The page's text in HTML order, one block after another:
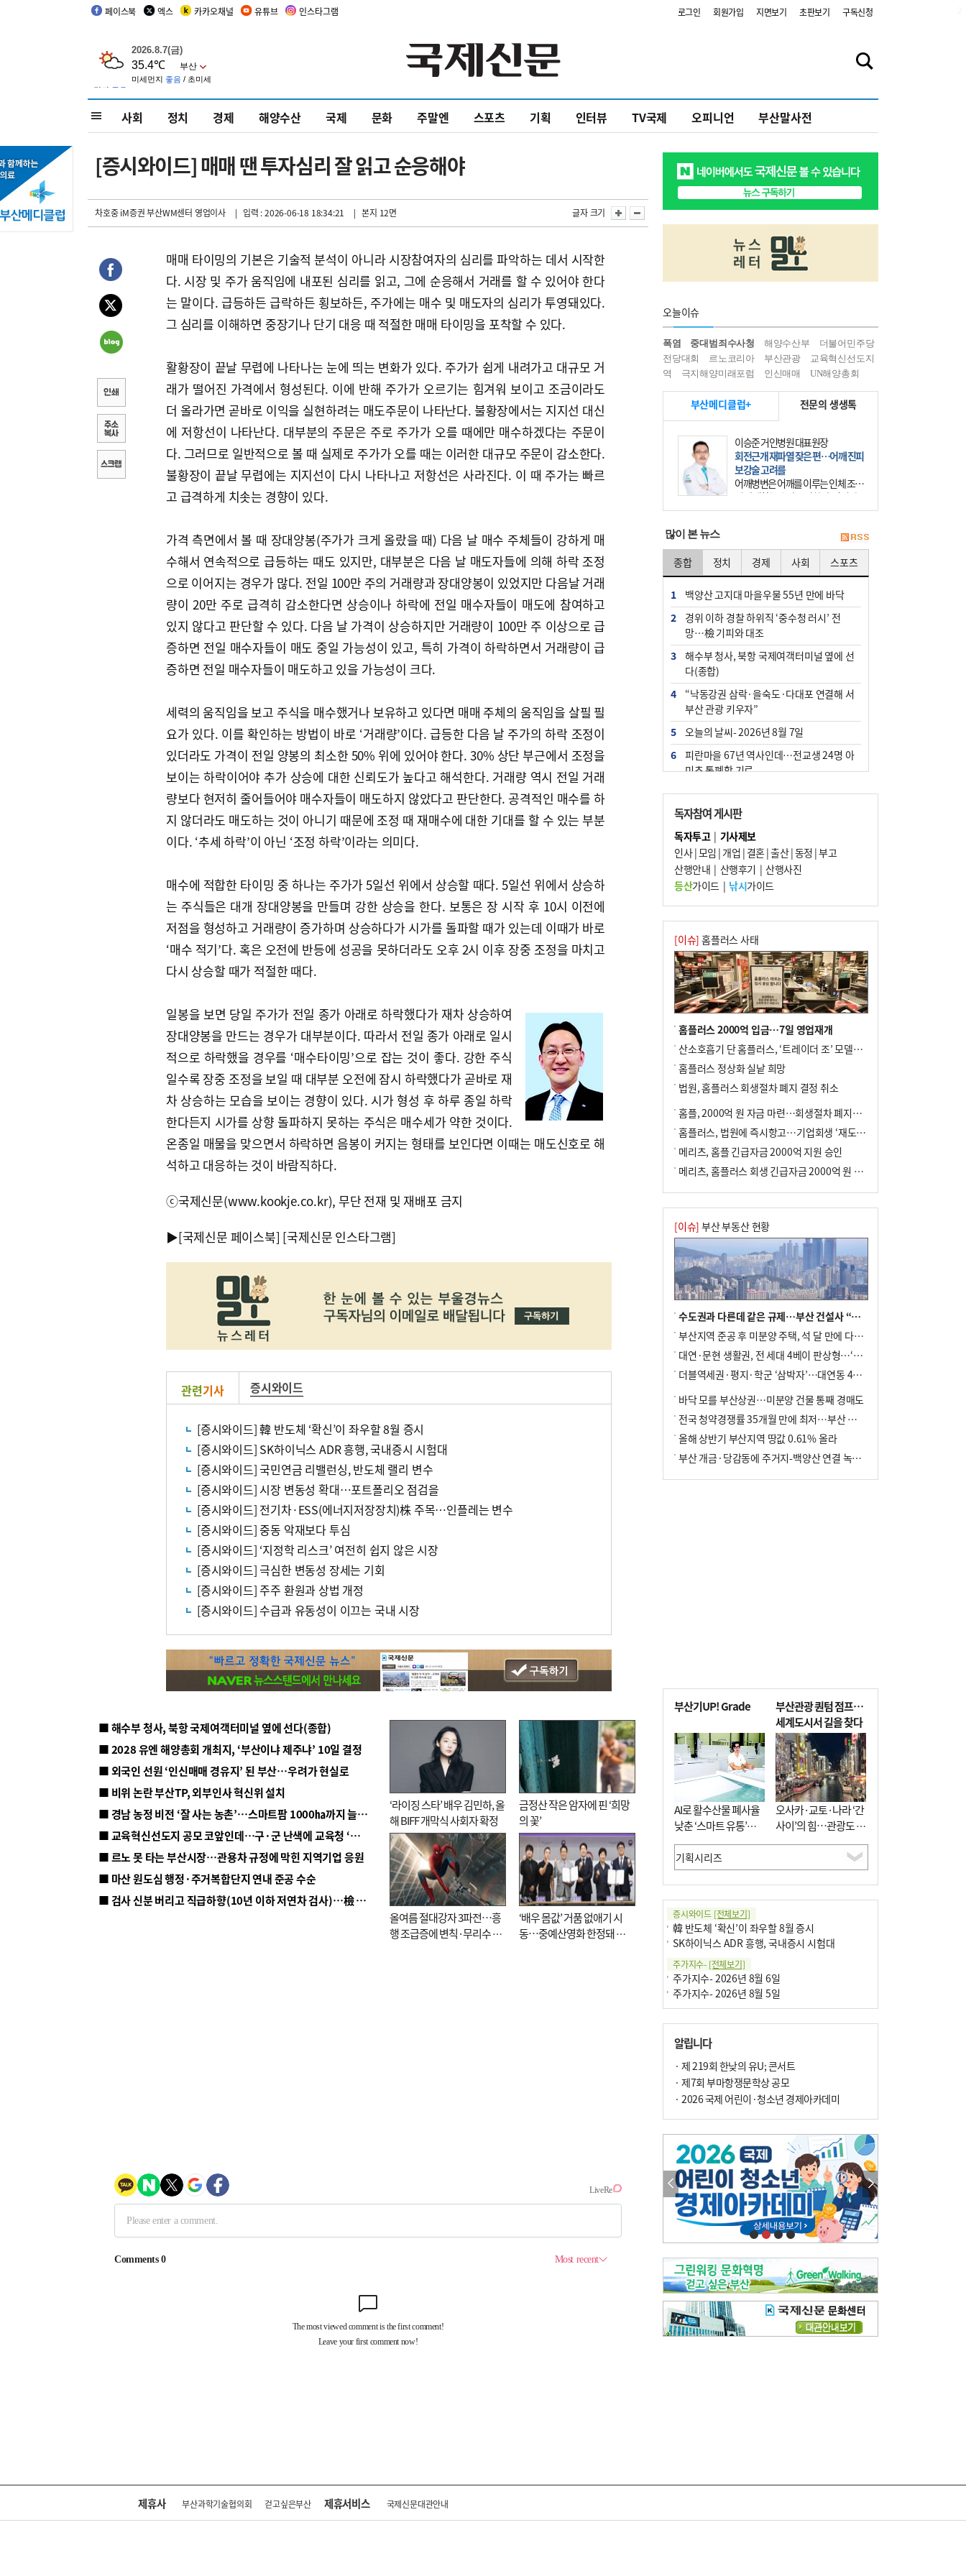
페이스북 엑스 카카오채널 유튜브 인스타그램 로그인 회원가입 지면보기 초판보기 구독신청
사회 정치 경제 해양수산 국제 문화 주말엔 스포츠 기획 인터뷰 TV국제 오피니언 부산말사전
[증시와이드] 매매 땐 투자심리 잘 읽고 순응해야
차호중 iM증권 부산WM센터 영업이사 | 입력 : 2026-06-18 18:34:21 | 본지 12면 글자 크기
매매 타이밍의 기본은 기술적 분석이 아니라 시장참여자의 심리를 파악하는 데서 시작한
다. 시장 및 주가 움직임에 내포된 심리를 읽고, 그에 순응해서 거래를 할 수 있어야 한다
는 말이다. 급등하든 급락하든 횡보하든, 주가에는 매수 및 매도자의 심리가 투영돼있다.
그 심리를 이해하면 중장기나 단기 대응 때 적절한 매매 타이밍을 포착할 수 있다.
활황장이 끝날 무렵에 나타나는 눈에 띄는 변화가 있다. 주가가 쉽게 내려가고 대규모 거
래가 떨어진 가격에서 형성된다. 이에 반해 주가가 오르기는 힘겨워 보이고 조금이라도
더 올라가면 곧바로 이익을 실현하려는 매도주문이 나타난다. 불황장에서는 지지선 대신
에 저항선이 나타난다. 대부분의 주문은 주로 주가가 오를 때에만 매수하겠다는 주문이
다. 그러므로 일반적으로 볼 때 실제로 주가가 오를 때는 이러한 대규모 주문이 감소한다.
불황장이 끝날 무렵에는 지지선이 다시 나타나고 저항선은 사라진다. 이 때 주가는 빠르
고 급격하게 치솟는 경향이 있다.
가격 측면에서 볼 때 장대양봉(주가가 크게 올랐을 때) 다음 날 매수 주체들이 강하게 매
수해서 연속적으로 급등하는 때도 있지만, 대부분은 다음 날 매도자들에 의해 하락 조정
으로 이어지는 경우가 많다. 전일 100만 주의 거래량과 장대양봉이 있었지만 다음날 거래
량이 20만 주로 급격히 감소한다면 상승이나 하락에 전일 매수자들이 매도에 참여하고
있지 않다고 판단할 수 있다. 다음 날 가격이 상승하지만 거래량이 100만 주 이상으로 급
증하면 전일 매수자들이 매도 중일 가능성이 있고, 특히 가격이 하락하면서 거래량이 급
증하면 전일 매수자들이 매도하고 있을 가능성이 크다.
세력의 움직임을 보고 주식을 매수했거나 보유하고 있다면 매매 주체의 움직임을 살필 필
요가 있다. 이를 확인하는 방법이 바로 ‘거래량’이다. 급등한 다음 날 주가의 하락 조정이
있더라도 가격이 전일 양봉의 최소한 50% 위에 있어야 한다. 30% 상단 부근에서 조정을
보이는 하락이어야 추가 상승에 대한 신뢰도가 높다고 해석한다. 거래량 역시 전일 거래
량보다 현저히 줄어들어야 매수자들이 매도하지 않았다고 판단한다. 공격적인 매수를 하
지 않더라도 매도하는 것이 아니기 때문에 조정 때 재매수에 대한 기대를 할 수 있는 부분
이다. ‘추세 하락’이 아닌 ‘조정 하락’이라는 의미다.
매수에 적합한 타이밍 중 하나는 주가가 5일선 위에서 상승할 때다. 5일선 위에서 상승하
는 주식들은 대개 장대양봉을 만들며 강한 상승을 한다. 보통은 장 시작 후 10시 이전에
저점을 형성하고 거래량이 증가하며 상승하다가 시가를 돌파할 때가 있는데 이때가 바로
‘매수 적기’다. 혹은 오전에 반등에 성공을 못하더라도 오후 2시 이후 장중 조정을 마치고
다시 상승할 때가 적절한 때다.
일봉을 보면 당일 주가가 전일 종가 아래로 하락했다가 재차 상승하여
장대양봉을 만드는 경우가 대부분이다. 따라서 전일 종가 아래로 일시
적으로 하락했을 경우를 ‘매수타이밍’으로 잡는 것이 좋다. 강한 주식
일수록 장중 조정을 보일 때 대부분 오전에 잠시 하락했다가 곧바로 재
차 상승하는 모습을 보이는 경향이 있다. 시가 형성 후 하루 종일 하락
한다든지 시가를 상향 돌파하지 못하는 주식은 매수세가 약한 것이다.
온종일 매물을 맞으면서 하락하면 음봉이 커지는 형태를 보인다면 이때는 매도신호로 해
석하고 대응하는 것이 바람직하다.
ⓒ국제신문(www.kookje.co.kr), 무단 전재 및 재배포 금지
▶[국제신문 페이스북] [국제신문 인스타그램]
관련기사 증시와이드
[증시와이드] 韓 반도체 ‘확신’이 좌우할 8월 증시
[증시와이드] SK하이닉스 ADR 흥행, 국내증시 시험대
[증시와이드] 국민연금 리밸런싱, 반도체 랠리 변수
[증시와이드] 시장 변동성 확대…포트폴리오 점검을
[증시와이드] 전기차·ESS(에너지저장장치)株 주목…인플레는 변수
[증시와이드] 중동 악재보다 투심
[증시와이드] ‘지정학 리스크’ 여전히 쉽지 않은 시장
[증시와이드] 극심한 변동성 장세는 기회
[증시와이드] 주주 환원과 상법 개정
[증시와이드] 수급과 유동성이 이끄는 국내 시장
■ 해수부 청사, 북항 국제여객터미널 옆에 선다(종합)
■ 2028 유엔 해양총회 개최지, ‘부산이냐 제주냐’ 10일 결정
■ 외국인 선원 ‘인신매매 경유지’ 된 부산…우려가 현실로
■ 비위 논란 부산TP, 외부인사 혁신위 설치
■ 경남 농정 비전 ‘잘 사는 농촌’…스마트팜 1000㏊까지 늘린다
■ 교육혁신선도지 공모 코앞인데…구·군 난색에 교육청 ‘쩔쩔’
■ 르노 못 타는 부산시장…관용차 규정에 막힌 지역기업 응원
■ 마산 원도심 행정·주거복합단지 연내 준공 수순
■ 검사 신분 버리고 직급하향(10년 이하 저연차 검사)…檢 중수청행 기피
‘라이징 스타’ 배우 김민하, 올
해 BIFF 개막식 사회자 확정
금정산 작은 암자에 핀 ‘희망
의 꽃’
올여름 절대강자 3파전…흥
행 조급증에 변칙·무리수 마
‘배우 몸값’ 거품 없애기 시
동…중예산영화 한정돼 실
오늘이슈
폭염 중대범죄수사청 해양수산부
더불어민주당
전당대회
르노코리아 부산관광
교육혁신선도지
역
극지해양미래포럼 인신매매 UN해양총회
부산메디클럽+ 전문의 생생톡
이승준 거인병원 대표원장
회전근개 재파열 잦은 편…어깨 진피
보강술 고려를
어깨병변은 어깨를 이루는 인체 조직
에 발생하는 손상을 말한다. 여기에
는 오십견과 회전근개 증후군, 어깨
많이 본 뉴스
종합 정치 경제 사회 스포츠
1
백양산 고지대 마을우물 55년 만에 바닥
2
경위 이하 경찰 하위직 ‘중수청 러시’ 전
망…檢 기피와 대조
3
해수부 청사, 북항 국제여객터미널 옆에 선
다(종합)
4
“낙동강권 삼락·을숙도·다대포 연결해 서
부산 관광 키우자”
5
오늘의 날씨- 2026년 8월 7일
6
피란마을 67년 역사인데…전교생 24명 아
미초 통폐합 기로
7
[사설] 해수부 신청사 북항으로 확정, 해양
수도 도약의 전환점
8
부울경 주말부터 비소식…‘극한 폭염’ 한풀
꺾일 듯
9
외국인 선원 ‘인신매매 경유지’ 된 부산…
우려가 현실로
10 르노 못 타는 부산시장…관용차 규정에 막
힌 지역기업 응원
독자참여 게시판
독자투고| 기사제보
인사|모임 | 개업 | 결혼|출산|동정 |부고
산행안내 | 산행후기 | 산행사진
등산가이드| 낚시가이드
[이슈] 홈플러스 사태
홈플러스 2000억 입금…7일 영업재개
산소호흡기 단 홈플러스, ‘트레이더 조’ 모델로 살아날까
홈플러스 정상화 실낱 희망
법원, 홈플러스 회생절차 폐지 결정 취소
홈플, 2000억 원 자금 마련…회생절차 폐지에 즉시항고(종합)
홈플러스, 법원에 즉시항고…기업회생 ‘재도전’
메리츠, 홈플 긴급자금 2000억 지원 승인
메리츠, 홈플러스 회생 긴급자금 2000억 원 지원 승인
[이슈] 부산 부동산 현황
수도권과 다른데 같은 규제…부산 건설사 “쓰러지기 직전”
부산지역 준공 후 미분양 주택, 석 달 만에 다시 3000가구 넘어서
대연·문현 생활권, 전 세대 4베이 판상형…‘더샵 트리센트’ 내달 분양
더블역세권·평지·학군 ‘삼박자’…대연동 42층 브랜드 단지
바닥 모를 부산상권…미분양 건물 통째 경매도
전국 청약경쟁률 35개월 만에 최저…부산 미분양 ‘적체’ 심화
올해 상반기 부산지역 땅값 0.61% 올라
부산 개금·당감동에 주거지-백양산 연결 녹지 조성
부산기UP! Grade
AI로 활수산물 폐사율
낮춘 ‘스마트 유통’…
사막·산악지대 수출
도전
부산관광 퀀텀 점프…
세계도시서 길을 찾다
오사카·교토·나라 ‘간
사이’의 힘…관광도 뭉
쳐야 흥한다
증시와이드 [전체보기]
韓 반도체 ‘확신’이 좌우할 8월 증시
SK하이닉스 ADR 흥행, 국내증시 시험대
주가지수- [전체보기]
주가지수- 2026년 8월 6일
주가지수- 2026년 8월 5일
알립니다
· 제 219회 한낮의 유U; 콘서트
· 제7회 부마항쟁문학상 공모
· 2026 국제 어린이·청소년 경제아카데미
제휴사 부산과학기술협의회 걷고싶은부산 제휴서비스 국제신문대관안내